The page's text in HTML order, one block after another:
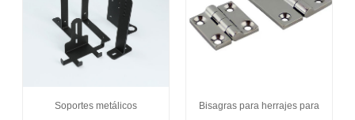
Soportes metálicos
Bisagras para herrajes para